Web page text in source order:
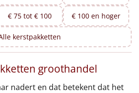
€ 75 tot € 100 € 100 en hoger
kerstpakketten
groothandel
nadert en dat betekent dat het